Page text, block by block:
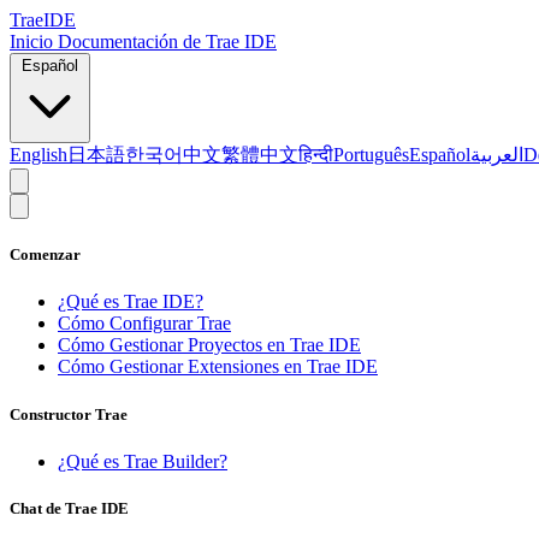
TraeIDE
Inicio Documentación de Trae IDE
Español
English 日本語한국어中文繁體中文हिन्दीPortuguêsEspañolالعربية
Comenzar
¿Qué es Trae IDE?
Cómo Configurar Trae
Cómo Gestionar Proyectos en Trae IDE
Cómo Gestionar Extensiones en Trae IDE
Constructor Trae
¿Qué es Trae Builder?
Chat de Trae IDE